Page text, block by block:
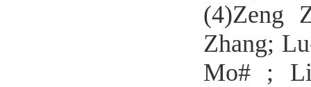
(4)Zeng
Zhang;
Mo# ; Li